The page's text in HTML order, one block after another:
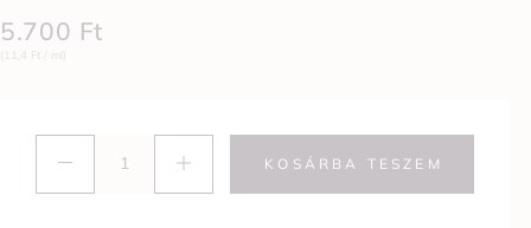
5.700 Ft
(11,4 Ft / ml)
KOSÁRBA TESZEM